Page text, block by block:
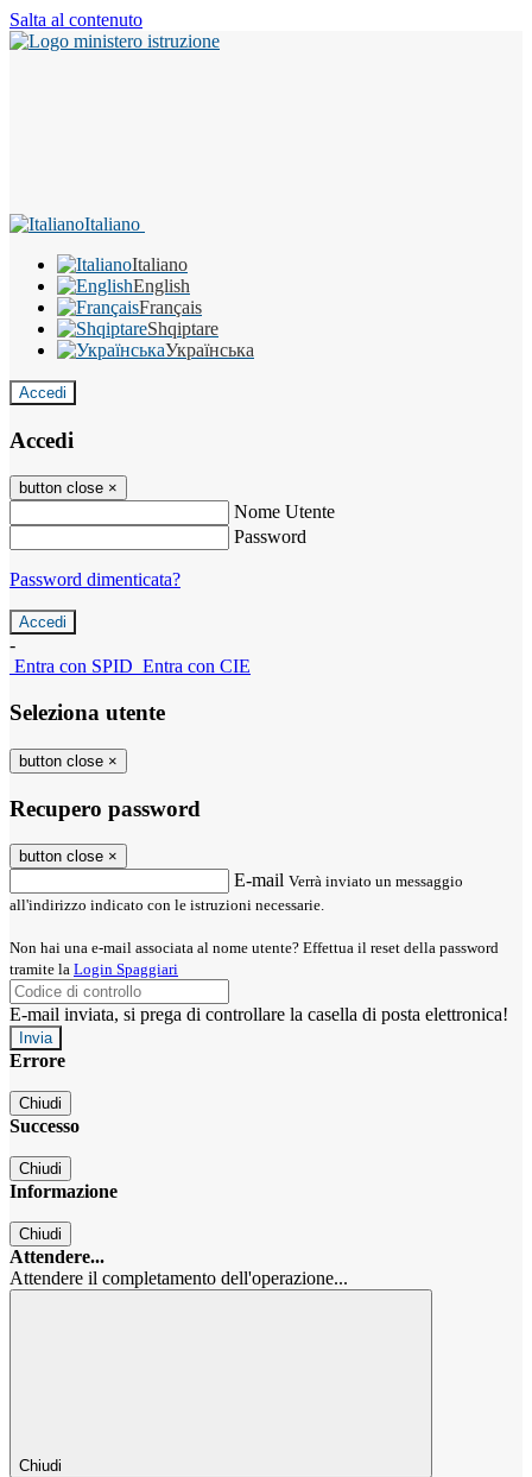
Salta al contenuto
Italiano
Italiano
English
Français
Shqiptare
Українська
Accedi
Accedi
button close ×
Nome Utente
Password
Password dimenticata?
-
Entra con SPID Entra con CIE
Seleziona utente
button close ×
Recupero password
button close ×
E-mail Verrà inviato un messaggio
all'indirizzo indicato con le istruzioni necessarie.
Non hai una e-mail associata al nome utente? Effettua il reset della password
tramite la Login Spaggiari
E-mail inviata, si prega di controllare la casella di posta elettronica!
Errore
Chiudi
Successo
Chiudi
Informazione
Chiudi
Attendere...
Attendere il completamento dell'operazione...
Chiudi